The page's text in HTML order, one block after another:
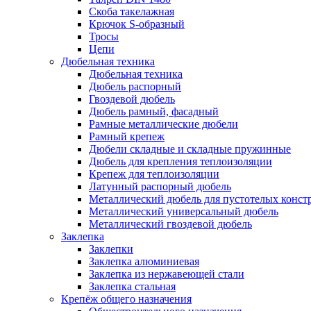
Скоба такелажная
Крючок S-образный
Тросы
Цепи
Дюбельная техника
Дюбельная техника
Дюбель распорный
Гвоздевой дюбель
Дюбель рамный, фасадный
Рамные металлические дюбели
Рамный крепеж
Дюбели складные и складные пружинные
Дюбель для крепления теплоизоляции
Крепеж для теплоизоляции
Латунный распорный дюбель
Металлический дюбель для пустотелых
Металлический универсальный дюбель
Металлический гвоздевой дюбель
Заклепка
Заклепки
Заклепка алюминиевая
Заклепка из нержавеющей стали
Заклепка стальная
Крепёж общего назначения